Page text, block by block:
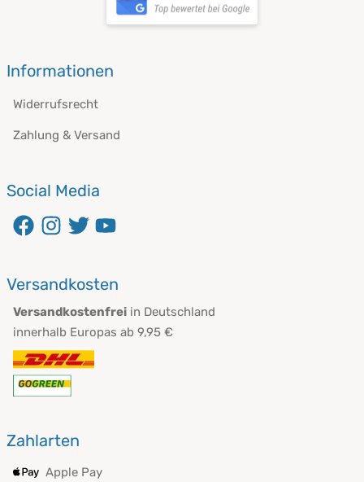
Informationen
Widerrufsrecht
Zahlung & Versand
Social Media
Versandkosten
Versandkostenfrei in Deutschland
innerhalb Europas ab 9,95 €
Zahlarten
Apple Pay